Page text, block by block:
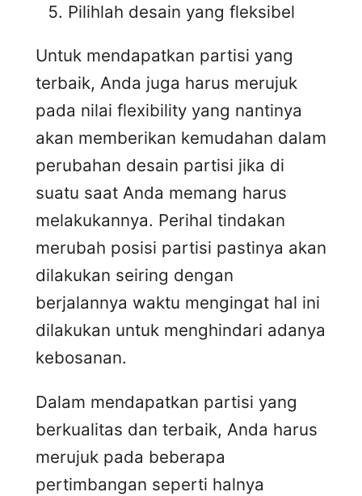
Pilihlah desain yang fleksibel
Untuk mendapatkan partisi yang
terbaik, Anda juga harus merujuk
pada nilai flexibility yang nantinya
akan memberikan kemudahan dalam
perubahan desain partisi jika di
suatu saat Anda memang harus
melakukannya. Perihal tindakan
merubah posisi partisi pastinya akan
dilakukan seiring dengan
berjalannya waktu mengingat hal ini
dilakukan untuk menghindari adanya
kebosanan.
Dalam mendapatkan partisi yang
berkualitas dan terbaik, Anda harus
merujuk pada beberapa
pertimbangan seperti halnya